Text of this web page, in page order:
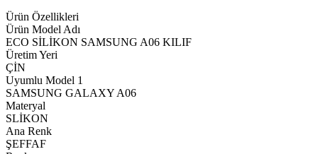
Ürün Özellikleri
Ürün Model Adı
ECO SİLİKON SAMSUNG A06 KILIF
Üretim Yeri
ÇİN
Uyumlu Model 1
SAMSUNG GALAXY A06
Materyal
SLİKON
Ana Renk
ŞEFFAF